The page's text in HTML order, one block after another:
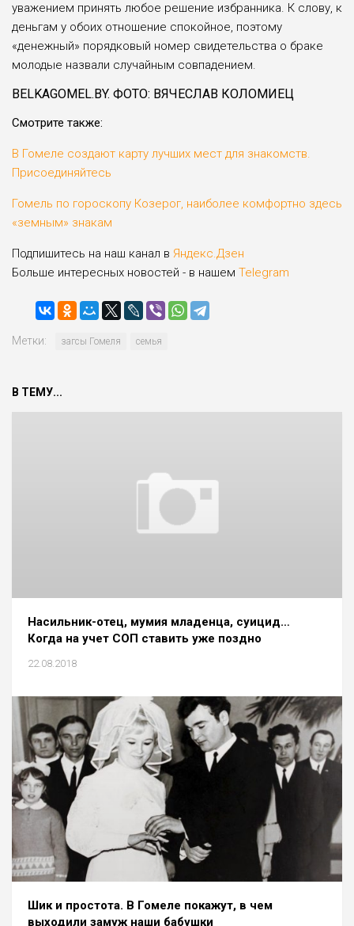
уважением принять любое решение избранника. К слову, к
деньгам у обоих отношение спокойное, поэтому
«денежный» порядковый номер свидетельства о браке
молодые назвали случайным совпадением.
BELKAGOMEL.BY. ФОТО: ВЯЧЕСЛАВ КОЛОМИЕЦ
Смотрите также:
В Гомеле создают карту лучших мест для знакомств.
Присоединяйтесь
Гомель по гороскопу Козерог, наиболее комфортно здесь
«земным» знакам
Подпишитесь на наш канал в Яндекс.Дзен
Больше интересных новостей - в нашем Telegram
Метки: загсы Гомеля семья
В ТЕМУ...
Насильник-отец, мумия младенца, суицид…
Когда на учет СОП ставить уже поздно
22.08.2018
Шик и простота. В Гомеле покажут, в чем
выходили замуж наши бабушки